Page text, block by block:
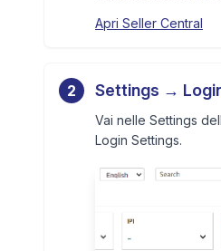
Apri Seller Central
2 Settings →
Vai nelle Settings
Login Settings.